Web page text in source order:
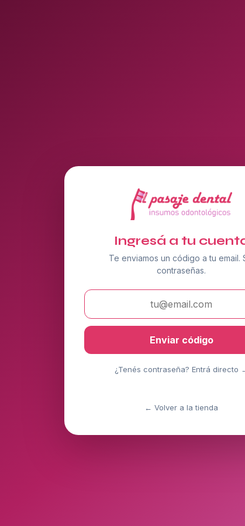
Ingresá a tu
Te enviamos un código a tu email.
contraseñas.
Enviar código
¿Tenés contraseña? Entrá directo
← Volver a la tienda